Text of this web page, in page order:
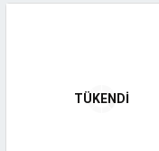
TÜKENDİ